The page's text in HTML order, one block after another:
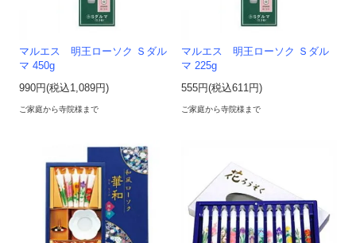
マルエス 明王ローソク Ｓダル
マ 450g
990円(税込1,089円)
ご家庭から寺院様まで
マルエス 明王ローソク Ｓダル
マ 225g
555円(税込611円)
ご家庭から寺院様まで